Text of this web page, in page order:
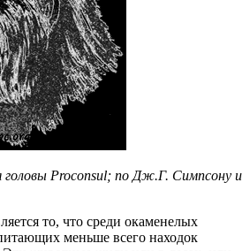
головы Proconsul; по Дж.Г. Симпсону и
то, что среди окаменелых
меньше всего находок